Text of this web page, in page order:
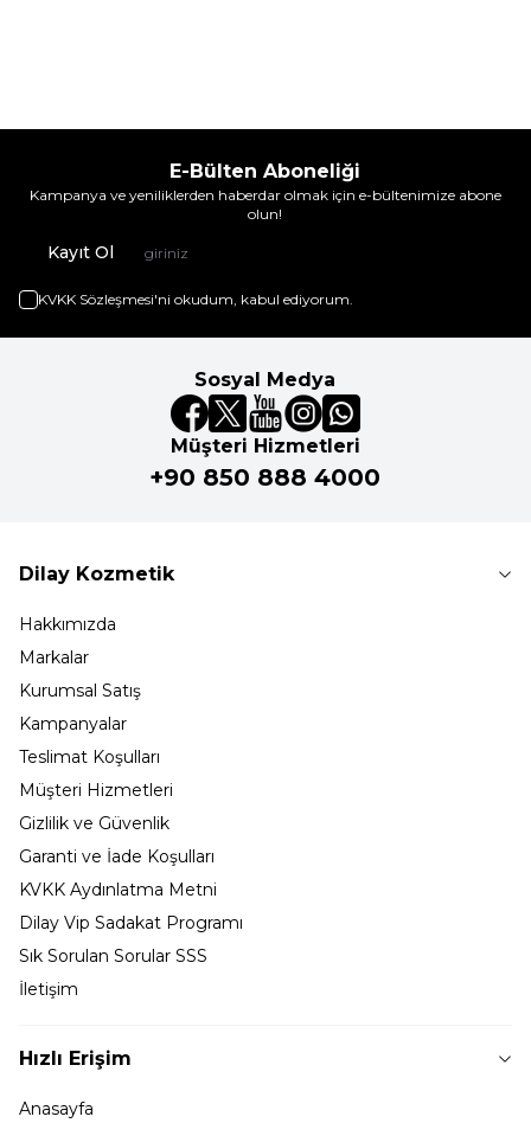
E-Bülten Aboneliği
Kampanya ve yeniliklerden haberdar olmak için e-bültenimize abone
olun!
Kayıt Ol
KVKK Sözleşmesi'ni okudum, kabul ediyorum.
Sosyal Medya
Müşteri Hizmetleri
+90 850 888 4000
Dilay Kozmetik
Hakkımızda
Markalar
Kurumsal Satış
Kampanyalar
Teslimat Koşulları
Müşteri Hizmetleri
Gizlilik ve Güvenlik
Garanti ve İade Koşulları
KVKK Aydınlatma Metni
Dilay Vip Sadakat Programı
Sık Sorulan Sorular SSS
İletişim
Hızlı Erişim
Anasayfa